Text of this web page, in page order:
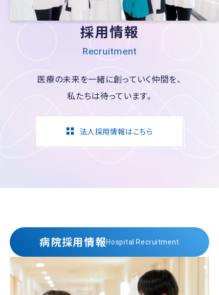
採用情報
Recruitment
医療の未来を一緒に創っていく仲間を、
私たちは待っています。
法人採用情報はこちら
病院採用情報Hospital Recruitment